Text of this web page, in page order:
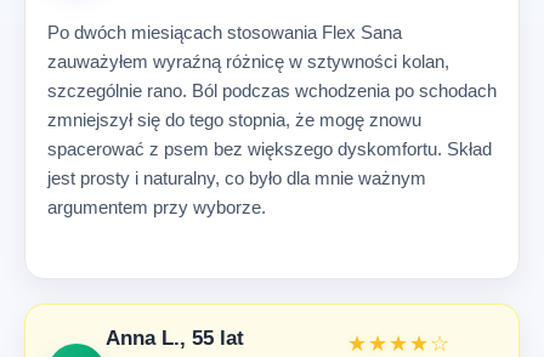
Po dwóch miesiącach stosowania Flex Sana
zauważyłem wyraźną różnicę w sztywności kolan,
szczególnie rano. Ból podczas wchodzenia po schodach
zmniejszył się do tego stopnia, że mogę znowu
spacerować z psem bez większego dyskomfortu. Skład
jest prosty i naturalny, co było dla mnie ważnym
argumentem przy wyborze.
Anna L., 55 lat ★★★★☆